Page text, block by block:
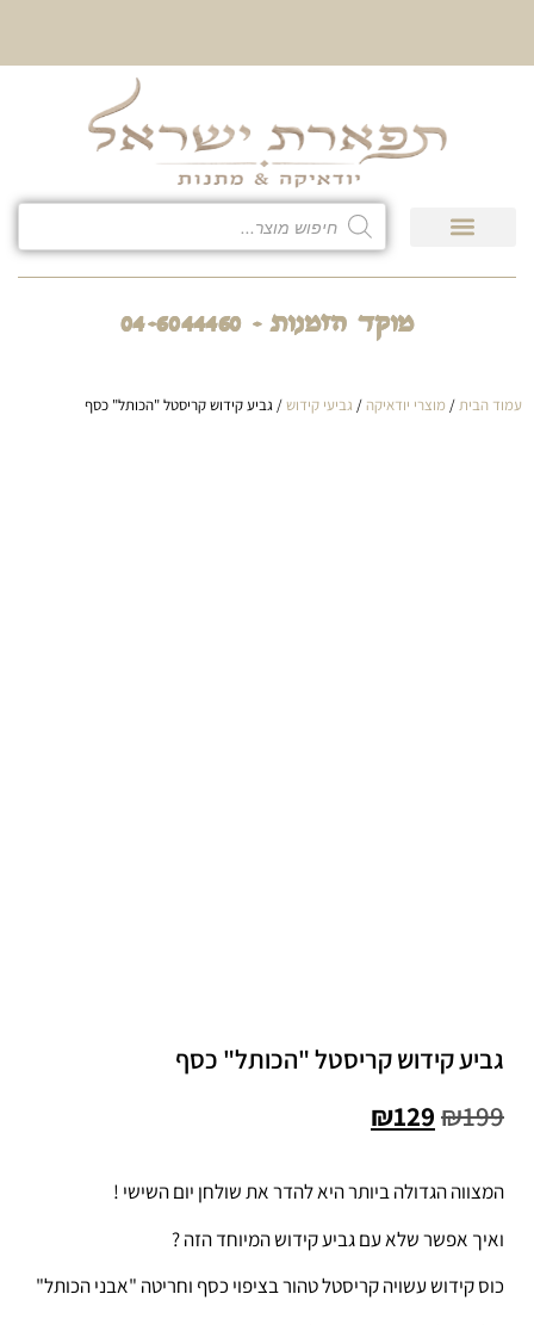
מוקד הזמנות - 04-6044460
עמוד הבית/ מוצרי יודאיקה/ גביעי קידוש/ גביע קידוש קריסטל "הכותל" כסף
גביע קידוש קריסטל "הכותל" כסף
₪199
₪129
המצווה הגדולה ביותר היא להדר את שולחן יום השישי !
ואיך אפשר שלא עם גביע קידוש המיוחד הזה ?
כוס קידוש עשויה קריסטל טהור בציפוי כסף וחריטה "אבני הכותל"